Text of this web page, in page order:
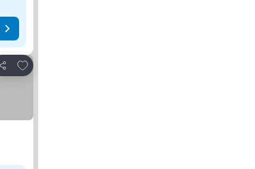
Teilen
Zu Favoriten hinzufügen